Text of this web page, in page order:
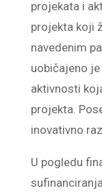
projekata i
projekta koji
navedenim
uobičajeno
aktivnosti
projekta.
inovativno
U pogledu